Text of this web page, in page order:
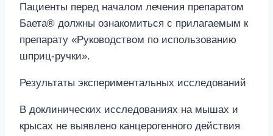
Пациенты перед началом лечения препаратом
Баета® должны ознакомиться с прилагаемым к
препарату «Руководством по использованию
шприц-ручки».
Результаты экспериментальных исследований
В доклинических исследованиях на мышах и
крысах не выявлено канцерогенного действия